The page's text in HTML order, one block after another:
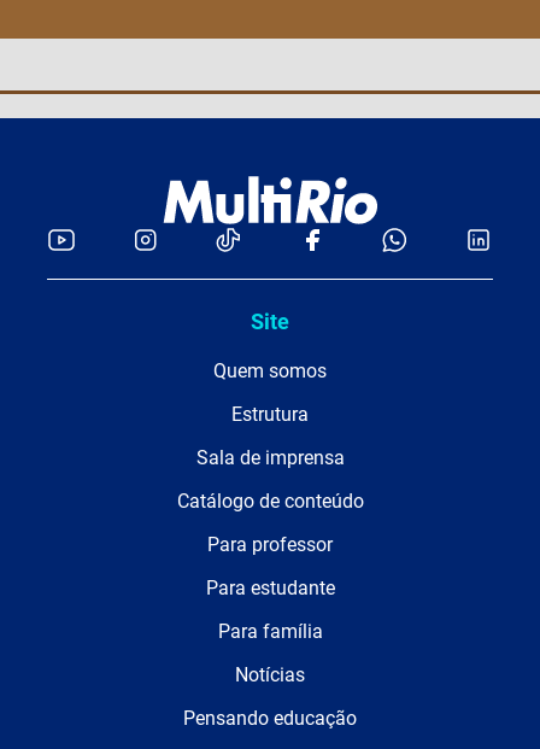
Site
Quem somos
Estrutura
Sala de imprensa
Catálogo de conteúdo
Para professor
Para estudante
Para família
Notícias
Pensando educação